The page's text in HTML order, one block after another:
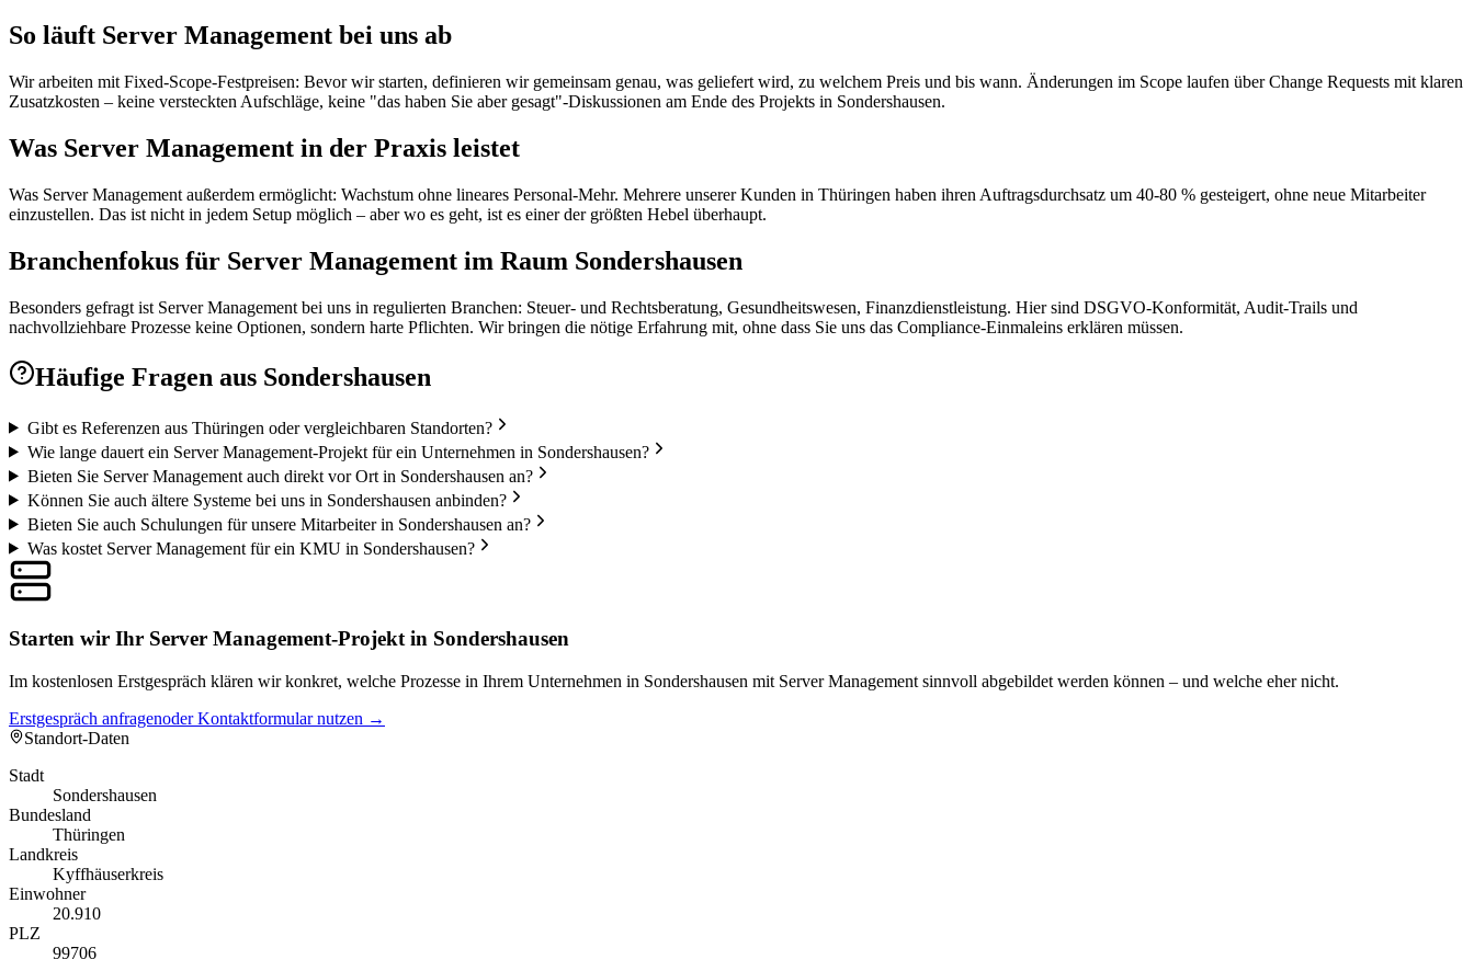
So läuft Server Management bei uns ab
Wir arbeiten mit Fixed-Scope-Festpreisen: Bevor wir starten, definieren wir gemeinsam genau, was geliefert wird, zu welchem Preis und bis wann. Änderungen im Scope laufen über Change Requests mit klaren
Zusatzkosten – keine versteckten Aufschläge, keine "das haben Sie aber gesagt"-Diskussionen am Ende des Projekts in Sondershausen.
Was Server Management in der Praxis leistet
Was Server Management außerdem ermöglicht: Wachstum ohne lineares Personal-Mehr. Mehrere unserer Kunden in Thüringen haben ihren Auftragsdurchsatz um 40-80 % gesteigert, ohne neue Mitarbeiter
einzustellen. Das ist nicht in jedem Setup möglich – aber wo es geht, ist es einer der größten Hebel überhaupt.
Branchenfokus für Server Management im Raum Sondershausen
Besonders gefragt ist Server Management bei uns in regulierten Branchen: Steuer- und Rechtsberatung, Gesundheitswesen, Finanzdienstleistung. Hier sind DSGVO-Konformität, Audit-Trails und
nachvollziehbare Prozesse keine Optionen, sondern harte Pflichten. Wir bringen die nötige Erfahrung mit, ohne dass Sie uns das Compliance-Einmaleins erklären müssen.
Häufige Fragen aus Sondershausen
Gibt es Referenzen aus Thüringen oder vergleichbaren Standorten?
Wie lange dauert ein Server Management-Projekt für ein Unternehmen in Sondershausen?
Bieten Sie Server Management auch direkt vor Ort in Sondershausen an?
Können Sie auch ältere Systeme bei uns in Sondershausen anbinden?
Bieten Sie auch Schulungen für unsere Mitarbeiter in Sondershausen an?
Was kostet Server Management für ein KMU in Sondershausen?
Starten wir Ihr Server Management-Projekt in Sondershausen
Im kostenlosen Erstgespräch klären wir konkret, welche Prozesse in Ihrem Unternehmen in Sondershausen mit Server Management sinnvoll abgebildet werden können – und welche eher nicht.
Erstgespräch anfragenoder Kontaktformular nutzen →
Standort-Daten
Stadt
Sondershausen
Bundesland
Thüringen
Landkreis
Kyffhäuserkreis
Einwohner
20.910
PLZ
99706